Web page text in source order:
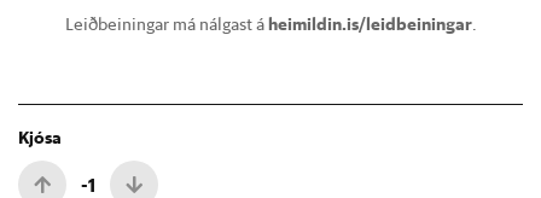
Leiðbeiningar má nálgast áheimildin.is/leidbeiningar.
Kjósa
-1